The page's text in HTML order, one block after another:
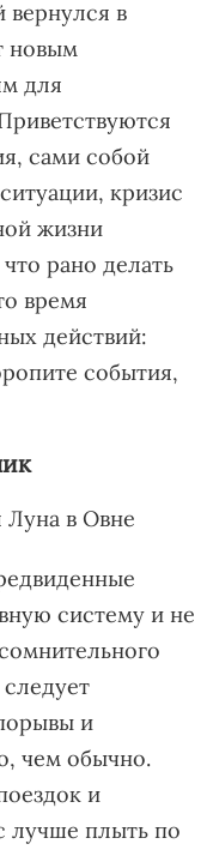
в
новым
для
сами собой
кризис
жизни
рано делать
время
действий:
события,
Луна в Овне
систему и не
и
чем обычно.
и
лучше плыть по